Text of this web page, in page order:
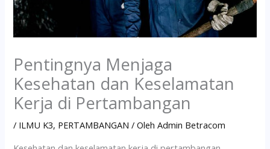
Pentingnya Menjaga
Kesehatan dan Keselamatan
Kerja di Pertambangan
/ ILMU K3, PERTAMBANGAN / OlehAdmin Betracom